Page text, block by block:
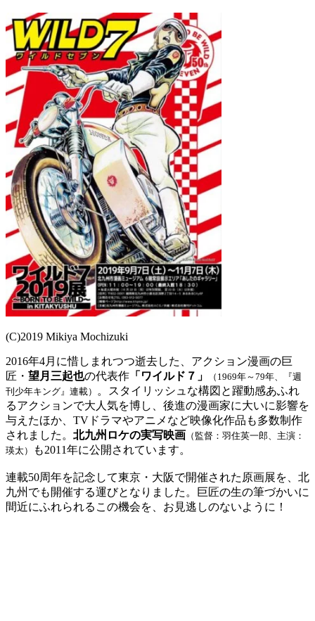
(C)2019 Mikiya Mochizuki
2016年4月に惜しまれつつ逝去した、アクション漫画の巨
匠・ 望月三起也の代表作 「ワイルド７」 （1969年～79年、
『週
刊少年キング』連載） 。スタイリッシュな構図と躍動感あふれ
るアクションで大人気を博し、後進の漫画家に大いに影響を
与えたほか、TVドラマやアニメなど映像化作品も多数制作
されました。 北九州ロケの実写映画 （監督：羽住英一郎、 主演：
瑛太）
も2011年に公開されています。
連載50周年を記念して東京・大阪で開催された原画展を、 北
九州でも開催する運びとなりました。巨匠の生の筆づかいに
間近にふれられるこの機会を、お見逃しのないように！